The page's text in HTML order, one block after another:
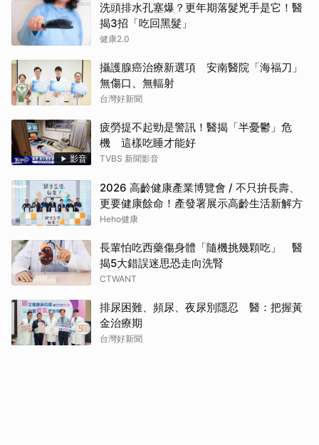
洗頭排水孔塞爆？更年期落髮兇手是它！醫
揭3招「吃回黑髮」
健康2.0
攝護腺癌治療新選項 安南醫院「海福刀」
無傷口、無輻射
台灣好新聞
影音
疲勞提不起勁是警訊！醫揭「半憂鬱」危
機 這樣吃睡才能好
TVBS 新聞影音
2026 高齡健康產業博覽會 / 不只拚長壽、
更要健康餘命！產發署展示高齡生活新解方
Heho健康
長輩怕吃西藥傷身體「隨機挑幾顆吃」 醫
揭5大錯誤迷思恐走向洗腎
CTWANT
排尿困難、頻尿、夜尿別隱忍 醫：把握黃
金治療期
台灣好新聞